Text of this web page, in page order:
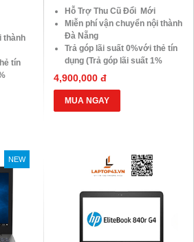
thành
tín
Săn
Hỗ Trợ Thu Cũ Đổi Mới
Miễn phí vận chuyển nội thành
Đà Nẵng
Trả góp lãi suất 0%với thẻ tín
dụng (Trả góp lãi suất 1%
HDsaison - chỉ cần CMND
BLX hoặc hộ khẩu gốc )
Giảm 20%khi nâng cấp Ram-
SSD
Giá 500.000đ
4,900,000 đ
MUA NGAY
NEW